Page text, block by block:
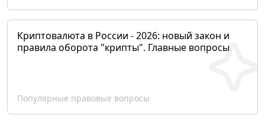
Криптовалюта в России - 2026: новый закон и
правила оборота "крипты". Главные вопросы
Популярные правовые вопросы